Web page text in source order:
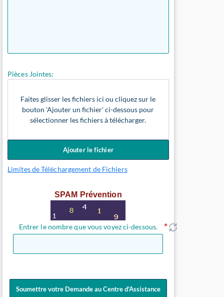
Pièces Jointes:
Faites glisser les fichiers ici ou cliquez sur le
bouton 'Ajouter un fichier' ci-dessous pour
sélectionner les fichiers à télécharger.
Ajouter le fichier
Limites de Téléchargement de Fichiers
SPAM Prévention
Entrer le nombre que vous voyez ci-dessous.
Soumettre votre Demande au Centre d'Assistance